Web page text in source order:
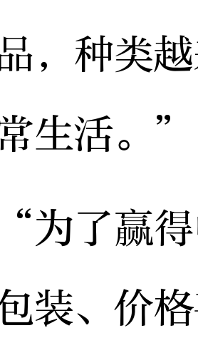
，种类
生活。”
赢得
装、价